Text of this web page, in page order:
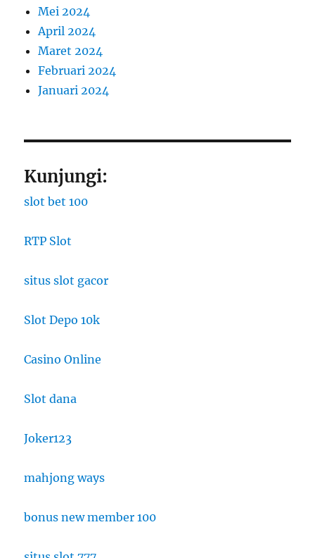
Mei 2024
April 2024
Maret 2024
Februari 2024
Januari 2024
Kunjungi:
slot bet 100
RTP Slot
situs slot gacor
Slot Depo 10k
Casino Online
Slot dana
Joker123
mahjong ways
bonus new member 100